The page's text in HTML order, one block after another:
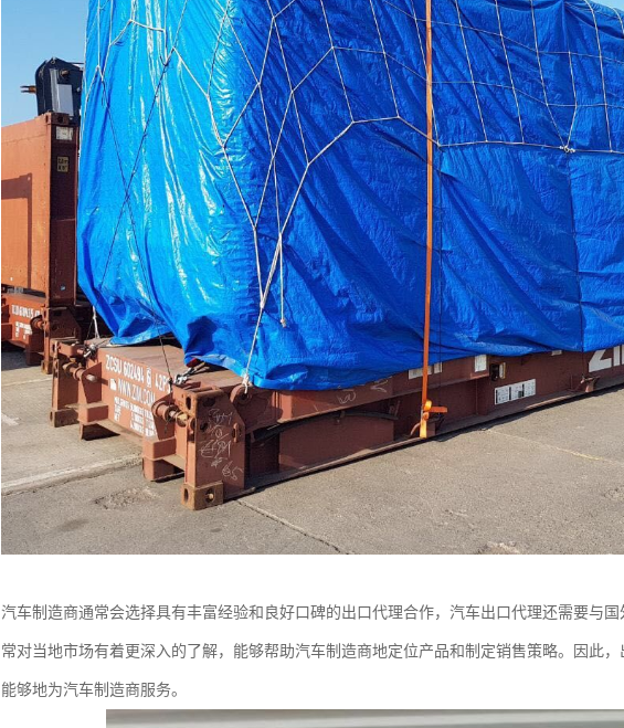
汽车制造商通常会选择具有丰富经验和良好口碑的出口代理合作，汽车出口代理还需要与
常对当地市场有着更深入的了解，能够帮助汽车制造商地定位产品和制定销售策略。因此
能够地为汽车制造商服务。